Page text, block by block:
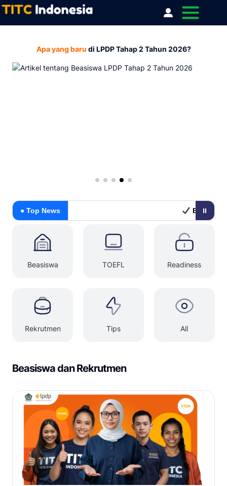
Apa yang baru di LPDP Tahap 2 Tahun 2026?
● Top News Beasiswa ⏸
Beasiswa TOEFL Readiness
Rekrutmen Tips All
Beasiswa dan Rekrutmen